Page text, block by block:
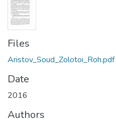
Files
Aristov_Soud_Zolotoi_Roh.pdf
Date
2016
Authors